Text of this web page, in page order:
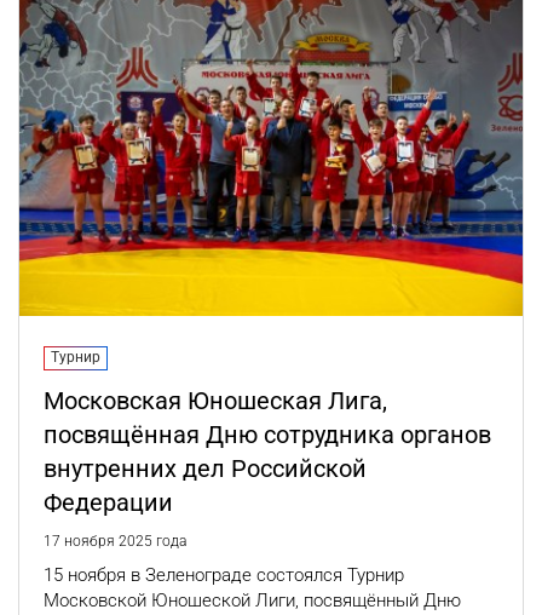
Турнир
Московская Юношеская Лига,
посвящённая Дню сотрудника органов
внутренних дел Российской
Федерации
17 ноября 2025 года
15 ноября в Зеленограде состоялся Турнир
Московской Юношеской Лиги, посвящённый Дню